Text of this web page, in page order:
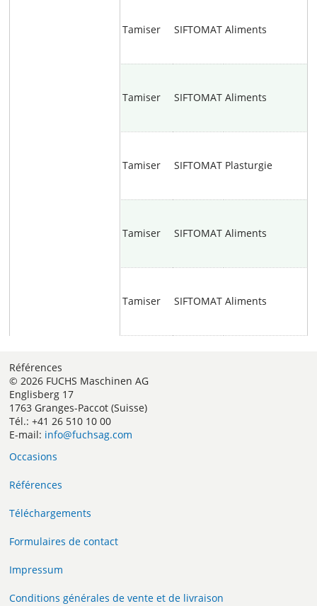
Tamiser SIFTOMAT Aliments
Tamiser SIFTOMAT Aliments
Tamiser SIFTOMAT Plasturgie
Tamiser SIFTOMAT Aliments
Tamiser SIFTOMAT Aliments
Références
© 2026 FUCHS Maschinen AG
Englisberg 17
1763 Granges-Paccot (Suisse)
Tél.: +41 26 510 10 00
E-mail: info@fuchsag.com
Occasions
Références
Téléchargements
Formulaires de contact
Impressum
Conditions générales de vente et de livraison